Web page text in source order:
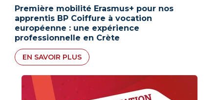
Première mobilité Erasmus+ pour nos
apprentis BP Coiffure à vocation
européenne : une expérience
professionnelle en Crète
EN SAVOIR PLUS